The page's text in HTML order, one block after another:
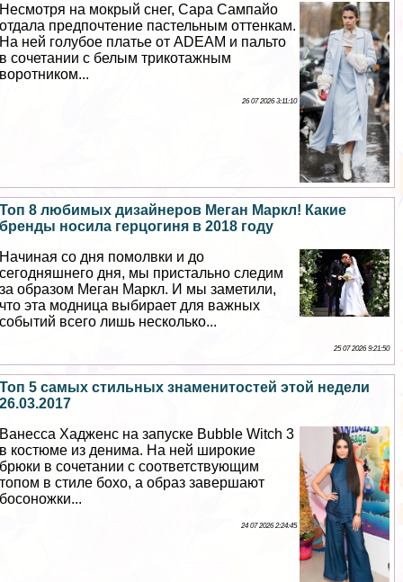
Несмотря на мокрый снег, Сара Сампайо
отдала предпочтение пастельным оттенкам.
На ней гoлyбое платье от ADEAM и пальто
в сочетании с белым трикотажным
воротником...
26 07 2026 3:11:10
Топ 8 любимых дизайнеров Меган Маркл! Какие
бренды носила герцогиня в 2018 году
Начиная со дня помолвки и до
сегодняшнего дня, мы пристально следим
за образом Меган Маркл. И мы заметили,
что эта модница выбирает для важных
событий всего лишь несколько...
25 07 2026 9:21:50
Топ 5 самых стильных знаменитостей этой недели
26.03.2017
Ванесса Хадженс на запуске Bubble Witch 3
в костюме из денима. На ней широкие
брюки в сочетании с соответствующим
топом в стиле бохо, а образ завершают
босоножки...
24 07 2026 2:24:45